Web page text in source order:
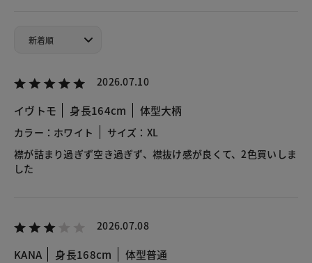
2026.07.10
イヴトモ 身長164cm 体型大柄
カラー：ホワイト
サイズ：XL
襟が詰まり過ぎず空き過ぎず、襟抜け感が良くて、2色買いしま
した
2026.07.08
KANA 身長168cm 体型普通